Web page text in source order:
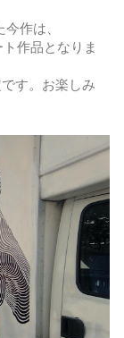
作は、
作品となりま
す。お楽しみ